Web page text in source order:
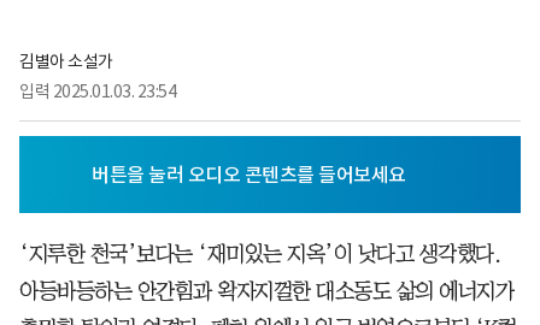
김별아 소설가
입력 2025.01.03. 23:54
‘지루한 천국’보다는 ‘재미있는 지옥’이 낫다고 생각했다.
아등바등하는 안간힘과 왁자지껄한 대소동도 삶의 에너지가